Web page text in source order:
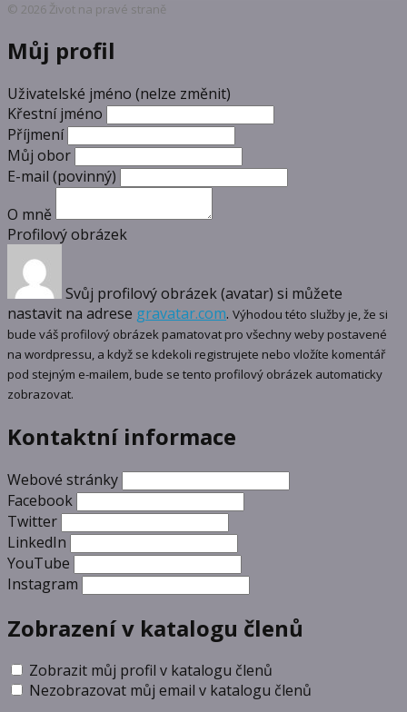
© 2026 Život na pravé straně
Můj profil
Uživatelské jméno (nelze změnit)
Křestní jméno
Příjmení
Můj obor
E-mail (povinný)
O mně
Profilový obrázek
Svůj profilový obrázek (avatar) si můžete
nastavit na adrese gravatar.com. Výhodou této služby je, že si
bude váš profilový obrázek pamatovat pro všechny weby postavené
na wordpressu, a když se kdekoli registrujete nebo vložíte komentář
pod stejným e-mailem, bude se tento profilový obrázek automaticky
zobrazovat.
Kontaktní informace
Webové stránky
Facebook
Twitter
LinkedIn
YouTube
Instagram
Zobrazení v katalogu členů
Zobrazit můj profil v katalogu členů
Nezobrazovat můj email v katalogu členů